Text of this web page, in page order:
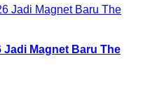
Jadi Magnet Baru The